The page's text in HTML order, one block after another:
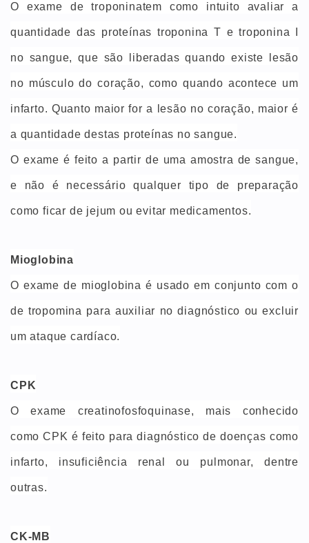
O exame de troponinatem como intuito avaliar a
quantidade das proteínas troponina T e troponina I
no sangue, que são liberadas quando existe lesão
no músculo do coração, como quando acontece um
infarto. Quanto maior for a lesão no coração, maior é
a quantidade destas proteínas no sangue.
O exame é feito a partir de uma amostra de sangue,
e não é necessário qualquer tipo de preparação
como ficar de jejum ou evitar medicamentos.
Mioglobina
O exame de mioglobina é usado em conjunto com o
de tropomina para auxiliar no diagnóstico ou excluir
um ataque cardíaco.
CPK
O exame creatinofosfoquinase, mais conhecido
como CPK é feito para diagnóstico de doenças como
infarto, insuficiência renal ou pulmonar, dentre
outras.
CK-MB